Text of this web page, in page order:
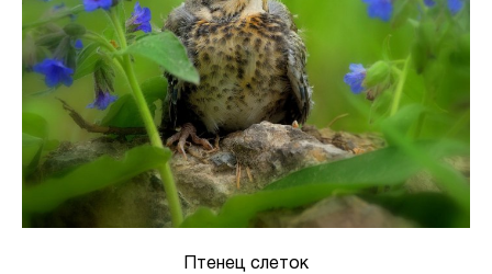
Птенец слеток